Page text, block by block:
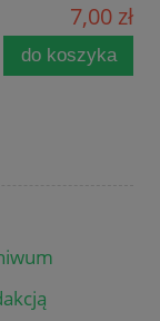
7,00 zł
do koszyka